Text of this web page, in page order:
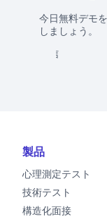
今日無料デモ
しましょう。
送信
製品
心理測定テスト
技術テスト
構造化面接